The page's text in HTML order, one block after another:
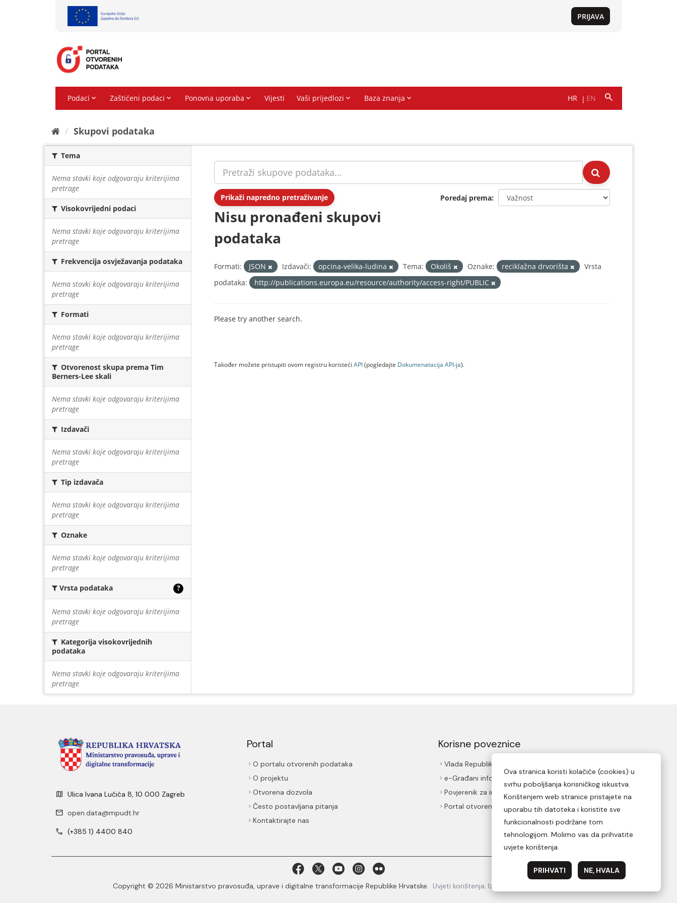
Skupovi podаtаkа
Tema
Nema stavki koje odgovaraju kriterijima
pretrage
Visokovrijedni podaci
Nema stavki koje odgovaraju kriterijima
pretrage
Frekvencija osvježavanja podataka
Nema stavki koje odgovaraju kriterijima
pretrage
Formati
Nema stavki koje odgovaraju kriterijima
pretrage
Otvorenost skupa prema Tim
Berners-Lee skali
Nema stavki koje odgovaraju kriterijima
pretrage
Izdavači
Nema stavki koje odgovaraju kriterijima
pretrage
Tip izdavača
Nema stavki koje odgovaraju kriterijima
pretrage
Oznake
Nema stavki koje odgovaraju kriterijima
pretrage
Vrsta podataka ?
Nema stavki koje odgovaraju kriterijima
pretrage
Kategorija visokovrijednih
podataka
Nema stavki koje odgovaraju kriterijima
pretrage
Prikaži napredno pretraživanje Poredaj prema
Nisu pronađeni skupovi
podataka
Formati: JSON Izdavači: opcina-velika-ludina Tema: Okoliš Oznake: reciklažna drvorišta
Vrsta
podataka:
http://publications.europa.eu/resource/authority/access-right/PUBLIC
Please try another search.
Također možete pristupiti ovom registru koristeći API(pogledajte Dokumenаtаcijа API-jа).